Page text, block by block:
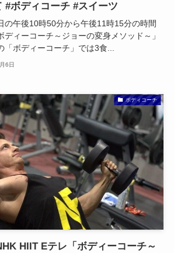
#ボディコーチ #スイーツ
の午後10時50分から午後11時15分の時間
ディーコーチ～ジョーの変身メソッド～」
「ボディーコーチ」では3食...
6日
ボディコーチ
HIIT Eテレ「ボディーコーチ～